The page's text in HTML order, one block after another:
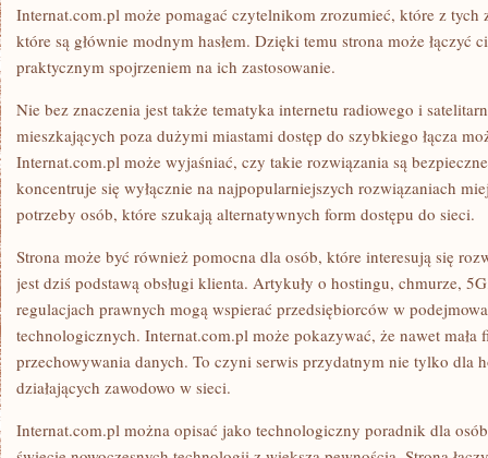
Internat.com.pl może pomagać czytelnikom zrozumieć, które z tych
które są głównie modnym hasłem. Dzięki temu strona może łączyć
praktycznym spojrzeniem na ich zastosowanie.
Nie bez znaczenia jest także tematyka internetu radiowego i
mieszkających poza dużymi miastami dostęp do szybkiego łącza
Internat.com.pl może wyjaśniać, czy takie rozwiązania są
koncentruje się wyłącznie na najpopularniejszych rozwiązaniach
potrzeby osób, które szukają alternatywnych form dostępu do sieci.
Strona może być również pomocna dla osób, które interesują się
jest dziś podstawą obsługi klienta. Artykuły o hostingu, chmurze,
regulacjach prawnych mogą wspierać przedsiębiorców w
technologicznych. Internat.com.pl może pokazywać, że nawet mała
przechowywania danych. To czyni serwis przydatnym nie tylko dla
działających zawodowo w sieci.
Internat.com.pl można opisać jako technologiczny poradnik dla